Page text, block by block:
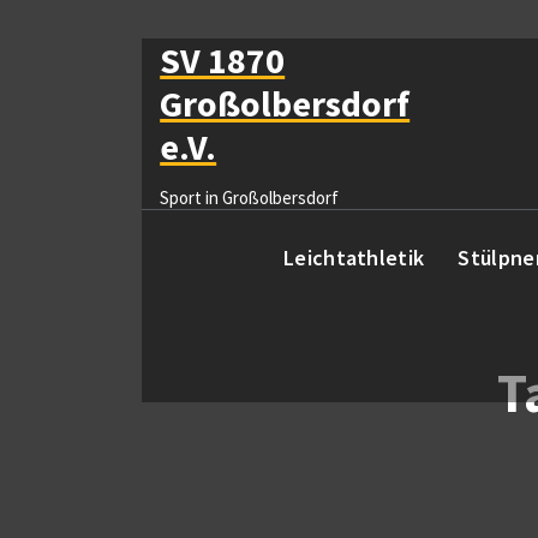
SV 1870
Großolbersdorf
e.V.
Sport in Großolbersdorf
Leichtathletik